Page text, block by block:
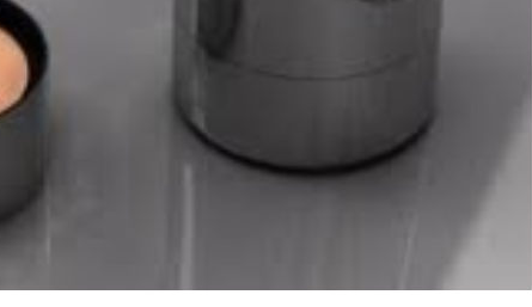
tópico se han convertido en
bienestar más buscados